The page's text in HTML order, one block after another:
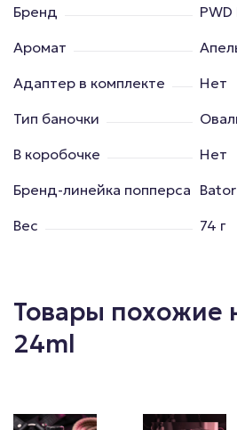
Бренд
Аромат
Адаптер в комплекте
Нет
Тип баночки
В коробочке
Нет
Бренд-линейка попперса Bator
Вес
74 г
Товары похожие
24ml